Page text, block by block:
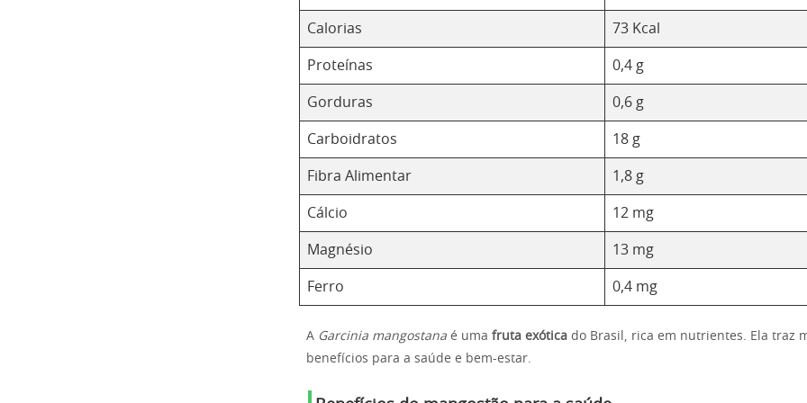
Calorias 73 Kcal
Proteínas 0,4 g
Gorduras 0,6 g
Carboidratos 18 g
Fibra Alimentar 1,8 g
Cálcio 12 mg
Magnésio 13 mg
Ferro 0,4 mg
A Garcinia mangostana é uma fruta exótica do Brasil, rica em nutrientes. Ela traz
benefícios para a saúde e bem-estar.